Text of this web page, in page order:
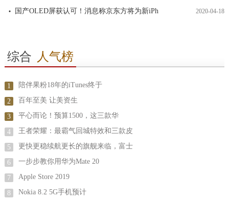
国产OLED屏获认可！消息称京东方将为新iPh 2020-04-18
综合 人气榜
1 陪伴果粉18年的iTunes终于
2 百年至美 让美资生
3 平心而论！预算1500，这三款华
4 王者荣耀：最霸气回城特效和三款皮
5 更快更稳续航更长的旗舰来临，富士
6 一步步教你用华为Mate 20
7 Apple Store 2019
8 Nokia 8.2 5G手机预计